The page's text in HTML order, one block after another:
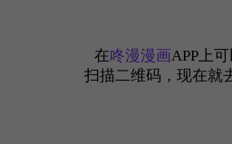
在咚漫漫画APP上
扫描二维码，现在就